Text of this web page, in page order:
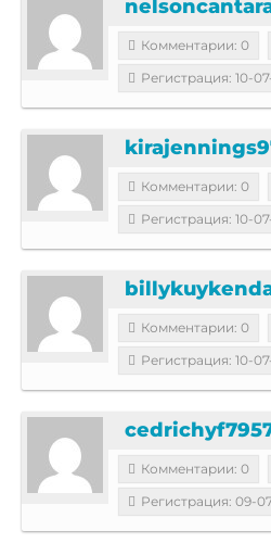
Комментарии: 0
Регистрация: 10-
Комментарии: 0
Регистрация: 10-
Комментарии: 0
Регистрация: 10-
Комментарии: 0
Регистрация: 09-